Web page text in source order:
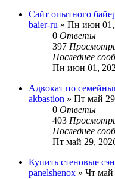
Сайт опытного
baier-ru » Пн июн 01,
0 Ответы
397
Последнее
Пн июн 01,
Адвокат по
akbastion » Пт май
0 Ответы
403
Последнее
Пт май 29,
Купить стеновые
panelshenox » Чт май